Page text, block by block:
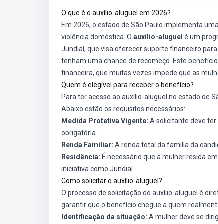
O que é o auxílio-aluguel em 2026?
Em 2026, o estado de São Paulo implementa
violência doméstica. O auxílio-aluguel é um
Jundiaí, que visa oferecer suporte financeiro
tenham uma chance de recomeço. Este
financeira, que muitas vezes impede que as
Quem é elegível para receber o benefício?
Para ter acesso ao auxílio-aluguel no estado de
Abaixo estão os requisitos necessários:
Medida Protetiva Vigente: A solicitante deve
obrigatória.
Renda Familiar: A renda total da família da
Residência: É necessário que a mulher resida
iniciativa como Jundiaí.
Como solicitar o auxílio-aluguel?
O processo de solicitação do auxílio-aluguel é
garantir que o benefício chegue a quem
Identificação da situação: A mulher deve se